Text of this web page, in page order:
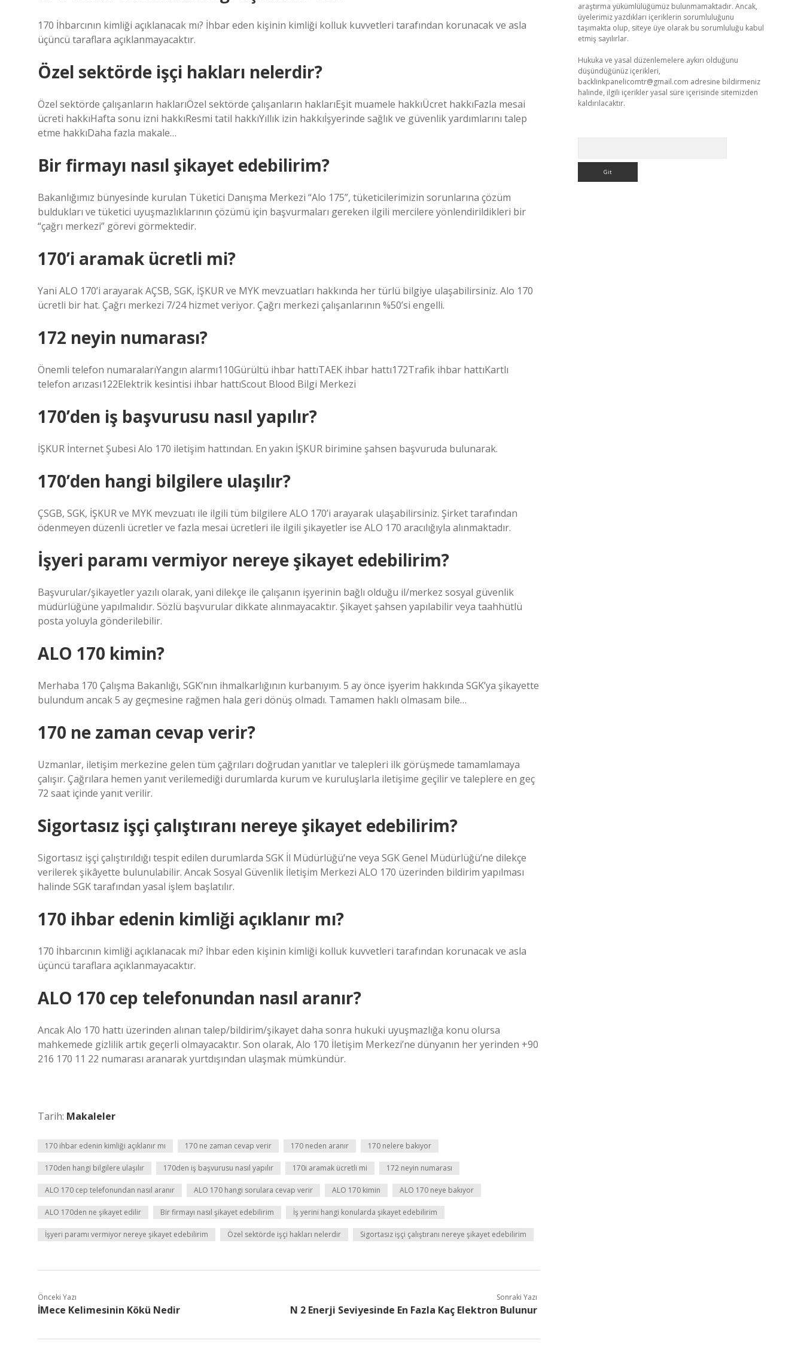
170 İhbarcının kimliği açıklanacak mı? İhbar eden kişinin kimliği kolluk kuvvetleri tarafından korunacak ve asla
üçüncü taraflara açıklanmayacaktır.
Özel sektörde işçi hakları nelerdir?
Özel sektörde çalışanların haklarıÖzel sektörde çalışanların haklarıEşit muamele hakkıÜcret hakkıFazla mesai
ücreti hakkıHafta sonu izni hakkıResmi tatil hakkıYıllık izin hakkıİşyerinde sağlık ve güvenlik yardımlarını talep
etme hakkıDaha fazla makale…
Bir firmayı nasıl şikayet edebilirim?
Bakanlığımız bünyesinde kurulan Tüketici Danışma Merkezi “Alo 175”, tüketicilerimizin sorunlarına çözüm
buldukları ve tüketici uyuşmazlıklarının çözümü için başvurmaları gereken ilgili mercilere yönlendirildikleri bir
“çağrı merkezi” görevi görmektedir.
170’i aramak ücretli mi?
Yani ALO 170’i arayarak AÇSB, SGK, İŞKUR ve MYK mevzuatları hakkında her türlü bilgiye ulaşabilirsiniz. Alo 170
ücretli bir hat. Çağrı merkezi 7/24 hizmet veriyor. Çağrı merkezi çalışanlarının %50’si engelli.
172 neyin numarası?
Önemli telefon numaralarıYangın alarmı110Gürültü ihbar hattıTAEK ihbar hattı172Trafik ihbar hattıKartlı
telefon arızası122Elektrik kesintisi ihbar hattıScout Blood Bilgi Merkezi
170’den iş başvurusu nasıl yapılır?
İŞKUR İnternet Şubesi Alo 170 iletişim hattından. En yakın İŞKUR birimine şahsen başvuruda bulunarak.
170’den hangi bilgilere ulaşılır?
ÇSGB, SGK, İŞKUR ve MYK mevzuatı ile ilgili tüm bilgilere ALO 170’i arayarak ulaşabilirsiniz. Şirket tarafından
ödenmeyen düzenli ücretler ve fazla mesai ücretleri ile ilgili şikayetler ise ALO 170 aracılığıyla alınmaktadır.
İşyeri paramı vermiyor nereye şikayet edebilirim?
Başvurular/şikayetler yazılı olarak, yani dilekçe ile çalışanın işyerinin bağlı olduğu il/merkez sosyal güvenlik
müdürlüğüne yapılmalıdır. Sözlü başvurular dikkate alınmayacaktır. Şikayet şahsen yapılabilir veya taahhütlü
posta yoluyla gönderilebilir.
ALO 170 kimin?
Merhaba 170 Çalışma Bakanlığı, SGK’nın ihmalkarlığının kurbanıyım. 5 ay önce işyerim hakkında SGK’ya şikayette
bulundum ancak 5 ay geçmesine rağmen hala geri dönüş olmadı. Tamamen haklı olmasam bile…
170 ne zaman cevap verir?
Uzmanlar, iletişim merkezine gelen tüm çağrıları doğrudan yanıtlar ve talepleri ilk görüşmede tamamlamaya
çalışır. Çağrılara hemen yanıt verilemediği durumlarda kurum ve kuruluşlarla iletişime geçilir ve taleplere en geç
72 saat içinde yanıt verilir.
Sigortasız işçi çalıştıranı nereye şikayet edebilirim?
Sigortasız işçi çalıştırıldığı tespit edilen durumlarda SGK İl Müdürlüğü’ne veya SGK Genel Müdürlüğü’ne dilekçe
verilerek şikâyette bulunulabilir. Ancak Sosyal Güvenlik İletişim Merkezi ALO 170 üzerinden bildirim yapılması
halinde SGK tarafından yasal işlem başlatılır.
170 ihbar edenin kimliği açıklanır mı?
170 İhbarcının kimliği açıklanacak mı? İhbar eden kişinin kimliği kolluk kuvvetleri tarafından korunacak ve asla
üçüncü taraflara açıklanmayacaktır.
ALO 170 cep telefonundan nasıl aranır?
Ancak Alo 170 hattı üzerinden alınan talep/bildirim/şikayet daha sonra hukuki uyuşmazlığa konu olursa
mahkemede gizlilik artık geçerli olmayacaktır. Son olarak, Alo 170 İletişim Merkezi’ne dünyanın her yerinden +90
216 170 11 22 numarası aranarak yurtdışından ulaşmak mümkündür.
Tarih: Makaleler
170 ihbar edenin kimliği açıklanır mı 170 ne zaman cevap verir 170 neden aranır 170 nelere bakıyor
170den hangi bilgilere ulaşılır 170den iş başvurusu nasıl yapılır 170i aramak ücretli mi 172 neyin numarası
ALO 170 cep telefonundan nasıl aranır ALO 170 hangi sorulara cevap verir ALO 170 kimin ALO 170 neye bakıyor
ALO 170den ne şikayet edilir Bir firmayı nasıl şikayet edebilirim İş yerini hangi konularda şikayet edebilirim
İşyeri paramı vermiyor nereye şikayet edebilirim Özel sektörde işçi hakları nelerdir Sigortasız işçi çalıştıranı nereye şikayet edebilirim
Önceki Yazı
İMece Kelimesinin Kökü Nedir
Sonraki Yazı
N 2 Enerji Seviyesinde En Fazla Kaç Elektron Bulunur
araştırma yükümlülüğümüz bulunmamaktadır. Ancak,
üyelerimiz yazdıkları içeriklerin sorumluluğunu
taşımakta olup, siteye üye olarak bu sorumluluğu kabul
etmiş sayılırlar.
Hukuka ve yasal düzenlemelere aykırı olduğunu
düşündüğünüz içerikleri,
backlinkpanelicomtr@gmail.com adresine bildirmeniz
halinde, ilgili içerikler yasal süre içerisinde sitemizden
kaldırılacaktır.